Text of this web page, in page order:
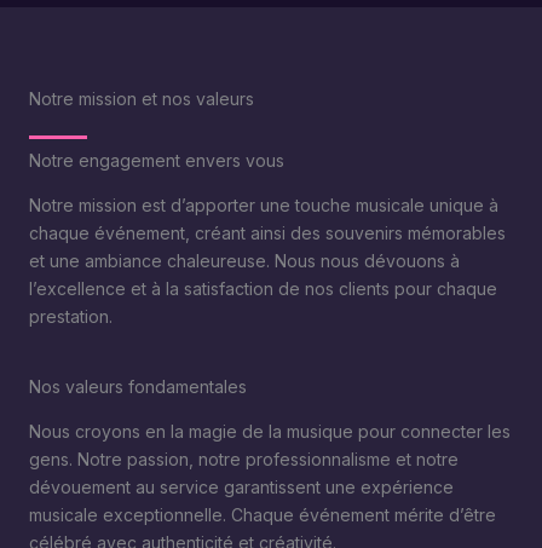
Notre mission et nos valeurs
Notre engagement envers vous
Notre mission est d’apporter une touche musicale unique à
chaque événement, créant ainsi des souvenirs mémorables
et une ambiance chaleureuse. Nous nous dévouons à
l’excellence et à la satisfaction de nos clients pour chaque
prestation.
Nos valeurs fondamentales
Nous croyons en la magie de la musique pour connecter les
gens. Notre passion, notre professionnalisme et notre
dévouement au service garantissent une expérience
musicale exceptionnelle. Chaque événement mérite d’être
célébré avec authenticité et créativité.